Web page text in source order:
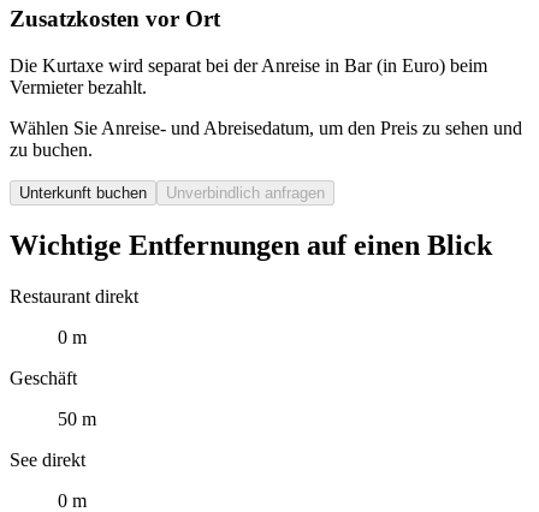
Zusatzkosten vor Ort
Die Kurtaxe wird separat bei der Anreise in Bar (in Euro) beim
Vermieter bezahlt.
Wählen Sie Anreise- und Abreisedatum, um den Preis zu sehen und
zu buchen.
Unterkunft buchen Unverbindlich anfragen
Wichtige Entfernungen auf einen Blick
Restaurant direkt
0 m
Geschäft
50 m
See direkt
0 m